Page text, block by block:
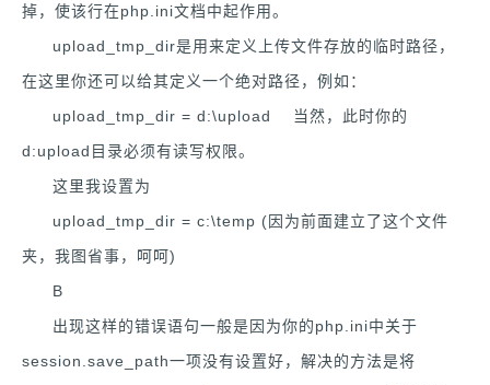
掉，使该行在php.ini文档中起作用。
upload_tmp_dir是用来定义上传文件存放的临时路径，
在这里你还可以给其定义一个绝对路径，例如：
upload_tmp_dir = d:\upload 当然，此时你的
d:upload目录必须有读写权限。
这里我设置为
upload_tmp_dir = c:\temp (因为前面建立了这个文件
夹，我图省事，呵呵)
B
出现这样的错误语句一般是因为你的php.ini中关于
session.save_path一项没有设置好，解决的方法是将